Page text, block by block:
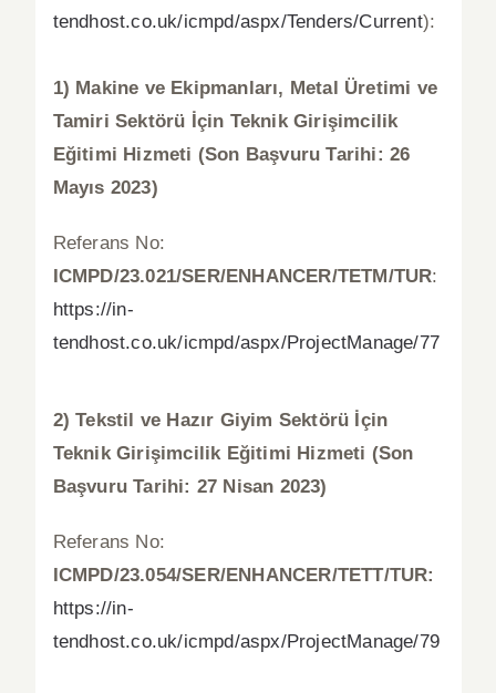
Duyurular
Blog
İletişim
tendhost.co.uk/icmpd/aspx/Tenders/Current):
1) Makine ve Ekipmanları, Metal Üretimi ve
Tamiri Sektörü İçin Teknik Girişimcilik
Eğitimi Hizmeti (Son Başvuru Tarihi: 26
Mayıs 2023)
Referans No:
ICMPD/23.021/SER/ENHANCER/TETM/TUR:
https://in-
tendhost.co.uk/icmpd/aspx/ProjectManage/77
2) Tekstil ve Hazır Giyim Sektörü İçin
Teknik Girişimcilik Eğitimi Hizmeti (Son
Başvuru Tarihi: 27 Nisan 2023)
Referans No:
ICMPD/23.054/SER/ENHANCER/TETT/TUR:
https://in-
tendhost.co.uk/icmpd/aspx/ProjectManage/79